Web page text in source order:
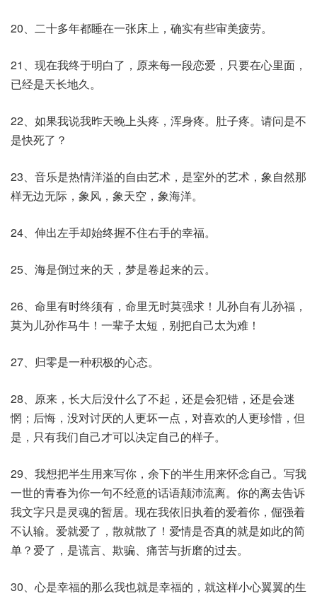
20、二十多年都睡在一张床上，确实有些审美疲劳。
21、现在我终于明白了，原来每一段恋爱，只要在心里面，
已经是天长地久。
22、如果我说我昨天晚上头疼，浑身疼。肚子疼。请问是不
是快死了？
23、音乐是热情洋溢的自由艺术，是室外的艺术，象自然那
样无边无际，象风，象天空，象海洋。
24、伸出左手却始终握不住右手的幸福。
25、海是倒过来的天，梦是卷起来的云。
26、命里有时终须有，命里无时莫强求！儿孙自有儿孙福，
莫为儿孙作马牛！一辈子太短，别把自己太为难！
27、归零是一种积极的心态。
28、原来，长大后没什么了不起，还是会犯错，还是会迷
惘；后悔，没对讨厌的人更坏一点，对喜欢的人更珍惜，但
是，只有我们自己才可以决定自己的样子。
29、我想把半生用来写你，余下的半生用来怀念自己。写我
一世的青春为你一句不经意的话语颠沛流离。你的离去告诉
我文字只是灵魂的暂居。现在我依旧执着的爱着你，倔强着
不认输。爱就爱了，散就散了！爱情是否真的就是如此的简
单？爱了，是谎言、欺骗、痛苦与折磨的过去。
30、心是幸福的那么我也就是幸福的，就这样小心翼翼的生